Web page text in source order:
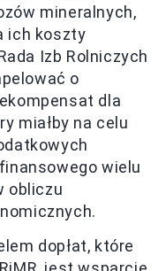
mineralnych,
ich koszty
Izb Rolniczych
o
dla
miałby na celu
wielu
obliczu
dopłat, które